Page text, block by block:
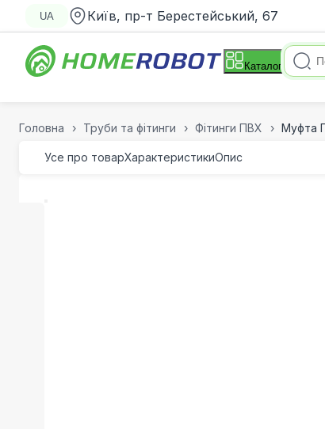
UA Київ, пр-т Берестейський, 67
Каталог
Головна Труби та фітинги Фітинги ПВХ Муфта
Усе про товарХарактеристикиОпис